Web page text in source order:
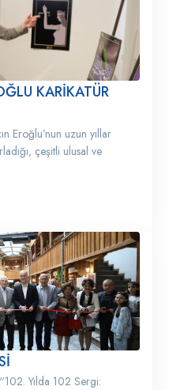
KARİKATÜR
Eroğlu’nun uzun yıllar
çeşitli ulusal ve
Yılda 102 Sergi: